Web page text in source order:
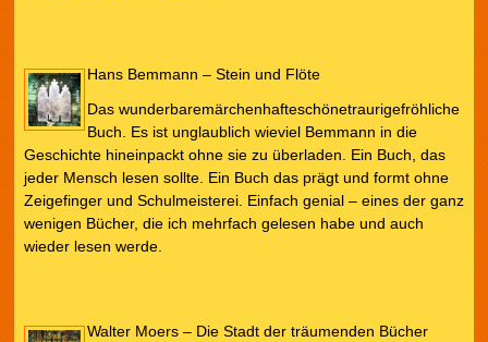
Hans Bemmann – Stein und Flöte
Das wunderbaremärchenhafteschönetraurigefröhliche
Buch. Es ist unglaublich wieviel Bemmann in die
Geschichte hineinpackt ohne sie zu überladen. Ein Buch, das
jeder Mensch lesen sollte. Ein Buch das prägt und formt ohne
Zeigefinger und Schulmeisterei. Einfach genial – eines der ganz
wenigen Bücher, die ich mehrfach gelesen habe und auch
wieder lesen werde.
Walter Moers – Die Stadt der träumenden Bücher